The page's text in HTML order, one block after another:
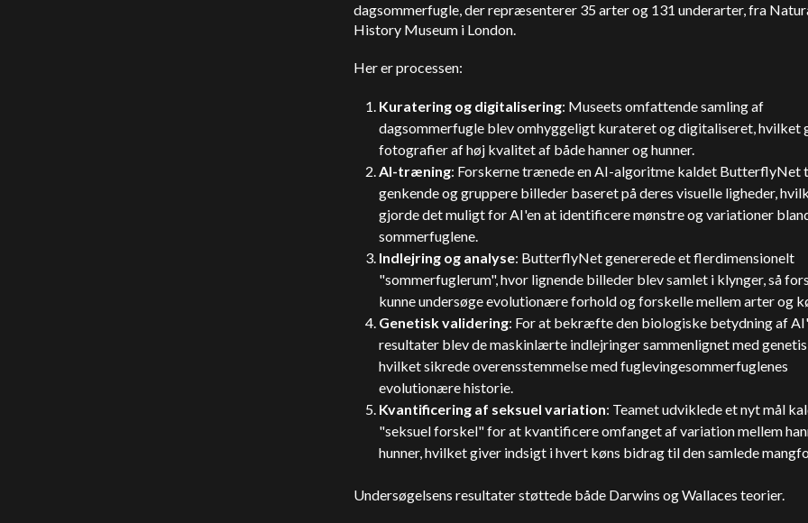
dagsommerfugle, der repræsenterer 35 arter og 131 underarter, fra
History Museum i London.
Her er processen:
Kuratering og digitalisering: Museets omfattende samling af
dagsommerfugle blev omhyggeligt kurateret og digitaliseret, hvilket
fotografier af høj kvalitet af både hanner og hunner.
AI-træning: Forskerne trænede en AI-algoritme kaldet ButterflyNet
genkende og gruppere billeder baseret på deres visuelle ligheder,
gjorde det muligt for AI'en at identificere mønstre og variationer
sommerfuglene.
Indlejring og analyse: ButterflyNet genererede et flerdimensionelt
"sommerfuglerum", hvor lignende billeder blev samlet i klynger, så
kunne undersøge evolutionære forhold og forskelle mellem arter og
Genetisk validering: For at bekræfte den biologiske betydning af
resultater blev de maskinlærte indlejringer sammenlignet med
hvilket sikrede overensstemmelse med fuglevingesommerfuglenes
evolutionære historie.
Kvantificering af seksuel variation: Teamet udviklede et nyt mål
"seksuel forskel" for at kvantificere omfanget af variation mellem
hunner, hvilket giver indsigt i hvert køns bidrag til den samlede
Undersøgelsens resultater støttede både Darwins og Wallaces teorier.